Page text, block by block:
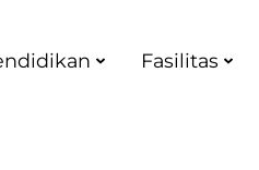
Fasilitas